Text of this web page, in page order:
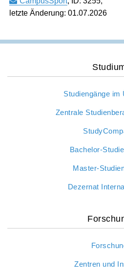
Internationale
Dezernat
Interdisziplinäres
Leben und Studieren
International Affairs
Ansprechpersonen
Pressemitteilungen
Hochschulwahlen
Jubiläum
letzte Änderung: 01.07.2026
Studiengänge im
Zentrale
Bachelor-
Master-
Dezernat
Zentren und